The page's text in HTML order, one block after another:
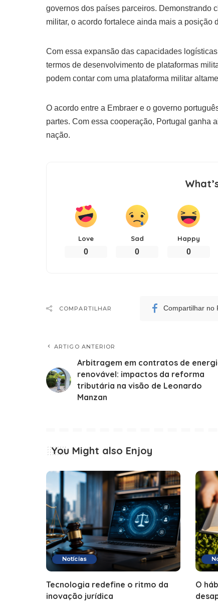
governos dos países parceiros. Demonstrando
militar, o acordo fortalece ainda mais a posição
Com essa expansão das capacidades
termos de desenvolvimento de plataformas
podem contar com uma plataforma militar
O acordo entre a Embraer e o governo
partes. Com essa cooperação, Portugal ganha
nação.
Love
0
Sad
0
Happy
0
COMPARTILHAR Compartilhar no
ARTIGO ANTERIOR
Arbitragem em contratos de
renovável: impactos da reforma
tributária na visão de Leonardo
Manzan
You Might also Enjoy
Notícias
Tecnologia redefine o ritmo da
inovação jurídica
O